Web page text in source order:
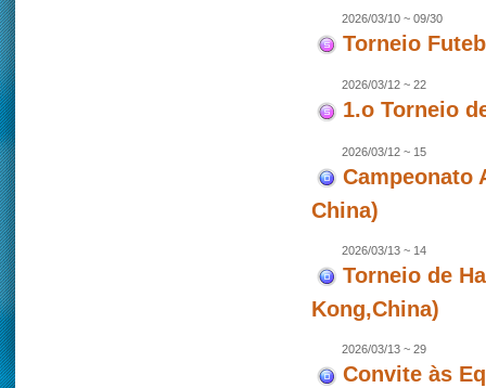
2026/03/10 ~ 09/30
Torneio
2026/03/12 ~ 22
1.o Torneio
2026/03/12 ~ 15
Campeonato
China)
2026/03/13 ~ 14
Torneio de
Kong,China)
2026/03/13 ~ 29
Convite às